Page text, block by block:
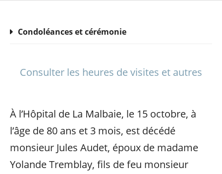
Condoléances et cérémonie
Consulter les heures de visites et autres
À l’Hôpital de La Malbaie, le 15 octobre, à
l’âge de 80 ans et 3 mois, est décédé
monsieur Jules Audet, époux de madame
Yolande Tremblay, fils de feu monsieur